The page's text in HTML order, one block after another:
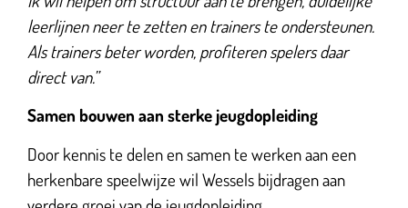
leerlijnen neer te zetten en trainers te ondersteunen.
Als trainers beter worden, profiteren spelers daar
direct van.”
Samen bouwen aan sterke jeugdopleiding
Door kennis te delen en samen te werken aan een
herkenbare speelwijze wil Wessels bijdragen aan